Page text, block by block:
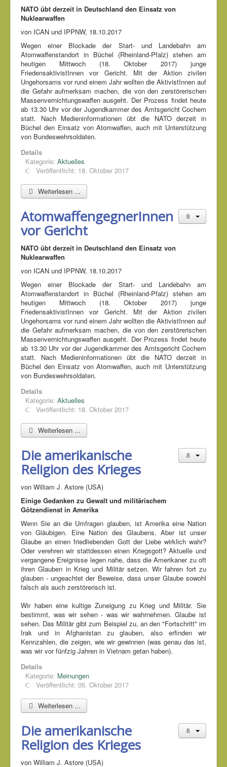
NATO übt derzeit in Deutschland den Einsatz von
Nuklearwaffen
von ICAN und IPPNW, 18.10.2017
Wegen einer Blockade der Start- und Landebahn am
Atomwaffenstandort in Büchel (Rheinland-Pfalz) stehen am
heutigen Mittwoch (18. Oktober 2017) junge
FriedensaktivistInnen vor Gericht. Mit der Aktion zivilen
Ungehorsams vor rund einem Jahr wollten die AktivistInnen auf
die Gefahr aufmerksam machen, die von den zerstörerischen
Massenvernichtungswaffen ausgeht. Der Prozess findet heute
ab 13.30 Uhr vor der Jugendkammer des Amtsgericht Cochem
statt. Nach Medieninformationen übt die NATO derzeit in
Büchel den Einsatz von Atomwaffen, auch mit Unterstützung
von Bundeswehrsoldaten.
Details
Kategorie: Aktuelles
Veröffentlicht: 18. Oktober 2017
Weiterlesen ...
AtomwaffengegnerInnen
vor Gericht
NATO übt derzeit in Deutschland den Einsatz von
Nuklearwaffen
von ICAN und IPPNW, 18.10.2017
Wegen einer Blockade der Start- und Landebahn am
Atomwaffenstandort in Büchel (Rheinland-Pfalz) stehen am
heutigen Mittwoch (18. Oktober 2017) junge
FriedensaktivistInnen vor Gericht. Mit der Aktion zivilen
Ungehorsams vor rund einem Jahr wollten die AktivistInnen auf
die Gefahr aufmerksam machen, die von den zerstörerischen
Massenvernichtungswaffen ausgeht. Der Prozess findet heute
ab 13.30 Uhr vor der Jugendkammer des Amtsgericht Cochem
statt. Nach Medieninformationen übt die NATO derzeit in
Büchel den Einsatz von Atomwaffen, auch mit Unterstützung
von Bundeswehrsoldaten.
Details
Kategorie: Aktuelles
Veröffentlicht: 18. Oktober 2017
Weiterlesen ...
Die amerikanische
Religion des Krieges
von William J. Astore (USA)
Einige Gedanken zu Gewalt und militärischem
Götzendienst in Amerika
Wenn Sie an die Umfragen glauben, ist Amerika eine Nation
von Gläubigen. Eine Nation des Glaubens. Aber ist unser
Glaube an einen friedliebenden Gott der Liebe wirklich wahr?
Oder verehren wir stattdessen einen Kriegsgott? Aktuelle und
vergangene Ereignisse legen nahe, dass die Amerikaner zu oft
ihren Glauben in Krieg und Militär setzen. Wir fahren fort zu
glauben - ungeachtet der Beweise, dass unser Glaube sowohl
falsch als auch zerstörerisch ist.
Wir haben eine kultige Zuneigung zu Krieg und Militär. Sie
bestimmt, was wir sehen - was wir wahrnehmen. Glaube ist
sehen. Das Militär gibt zum Beispiel zu, an den "Fortschritt" im
Irak und in Afghanistan zu glauben, also erfinden wir
Kennzahlen, die zeigen, wie wir gewinnen (was genau das ist,
was wir vor fünfzig Jahren in Vietnam getan haben).
Details
Kategorie: Meinungen
Veröffentlicht: 05. Oktober 2017
Weiterlesen ...
Die amerikanische
Religion des Krieges
von William J. Astore (USA)